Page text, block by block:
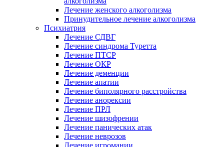
Лечение женского алкоголизма
Принудительное лечение алкоголизма
Психиатрия
Лечение СДВГ
Лечение синдрома Туретта
Лечение ПТСР
Лечение ОКР
Лечение деменции
Лечение апатии
Лечение биполярного расстройства
Лечение анорексии
Лечение ПРЛ
Лечение шизофрении
Лечение панических атак
Лечение неврозов
Лечение игромании